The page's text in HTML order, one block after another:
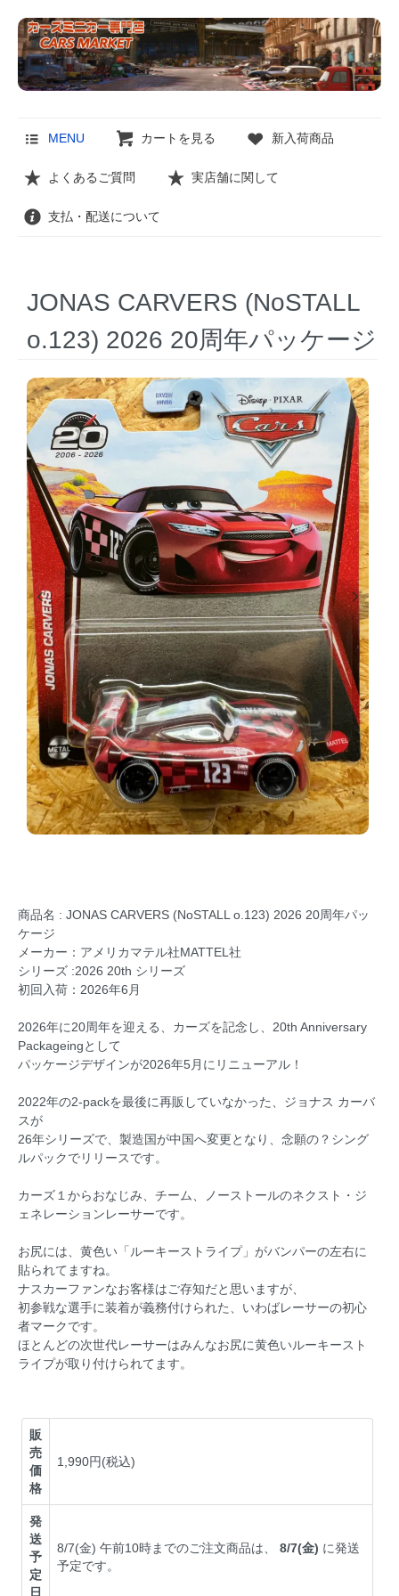
MENU カートを見る 新入荷商品
よくあるご質問 実店舗に関して
支払・配送について
JONAS CARVERS (NoSTALL
o.123) 2026 20周年パッケージ
商品名 : JONAS CARVERS (NoSTALL o.123) 2026 20周年パッ
ケージ
メーカー：アメリカマテル社MATTEL社
シリーズ :2026 20th シリーズ
初回入荷：2026年6月
2026年に20周年を迎える、カーズを記念し、20th Anniversary
Packageingとして
パッケージデザインが2026年5月にリニューアル！
2022年の2-packを最後に再販していなかった、ジョナス カーバ
スが
26年シリーズで、製造国が中国へ変更となり、念願の？シング
ルパックでリリースです。
カーズ１からおなじみ、チーム、ノーストールのネクスト・ジ
ェネレーションレーサーです。
お尻には、黄色い「ルーキーストライプ」がバンパーの左右に
貼られてますね。
ナスカーファンなお客様はご存知だと思いますが、
初参戦な選手に装着が義務付けられた、いわばレーサーの初心
者マークです。
ほとんどの次世代レーサーはみんなお尻に黄色いルーキースト
ライプが取り付けられてます。
販
売
価
格
1,990円(税込)
発
送
予
定
日
8/7(金) 午前10時までのご注文商品は、8/7(金) に発送
予定です。